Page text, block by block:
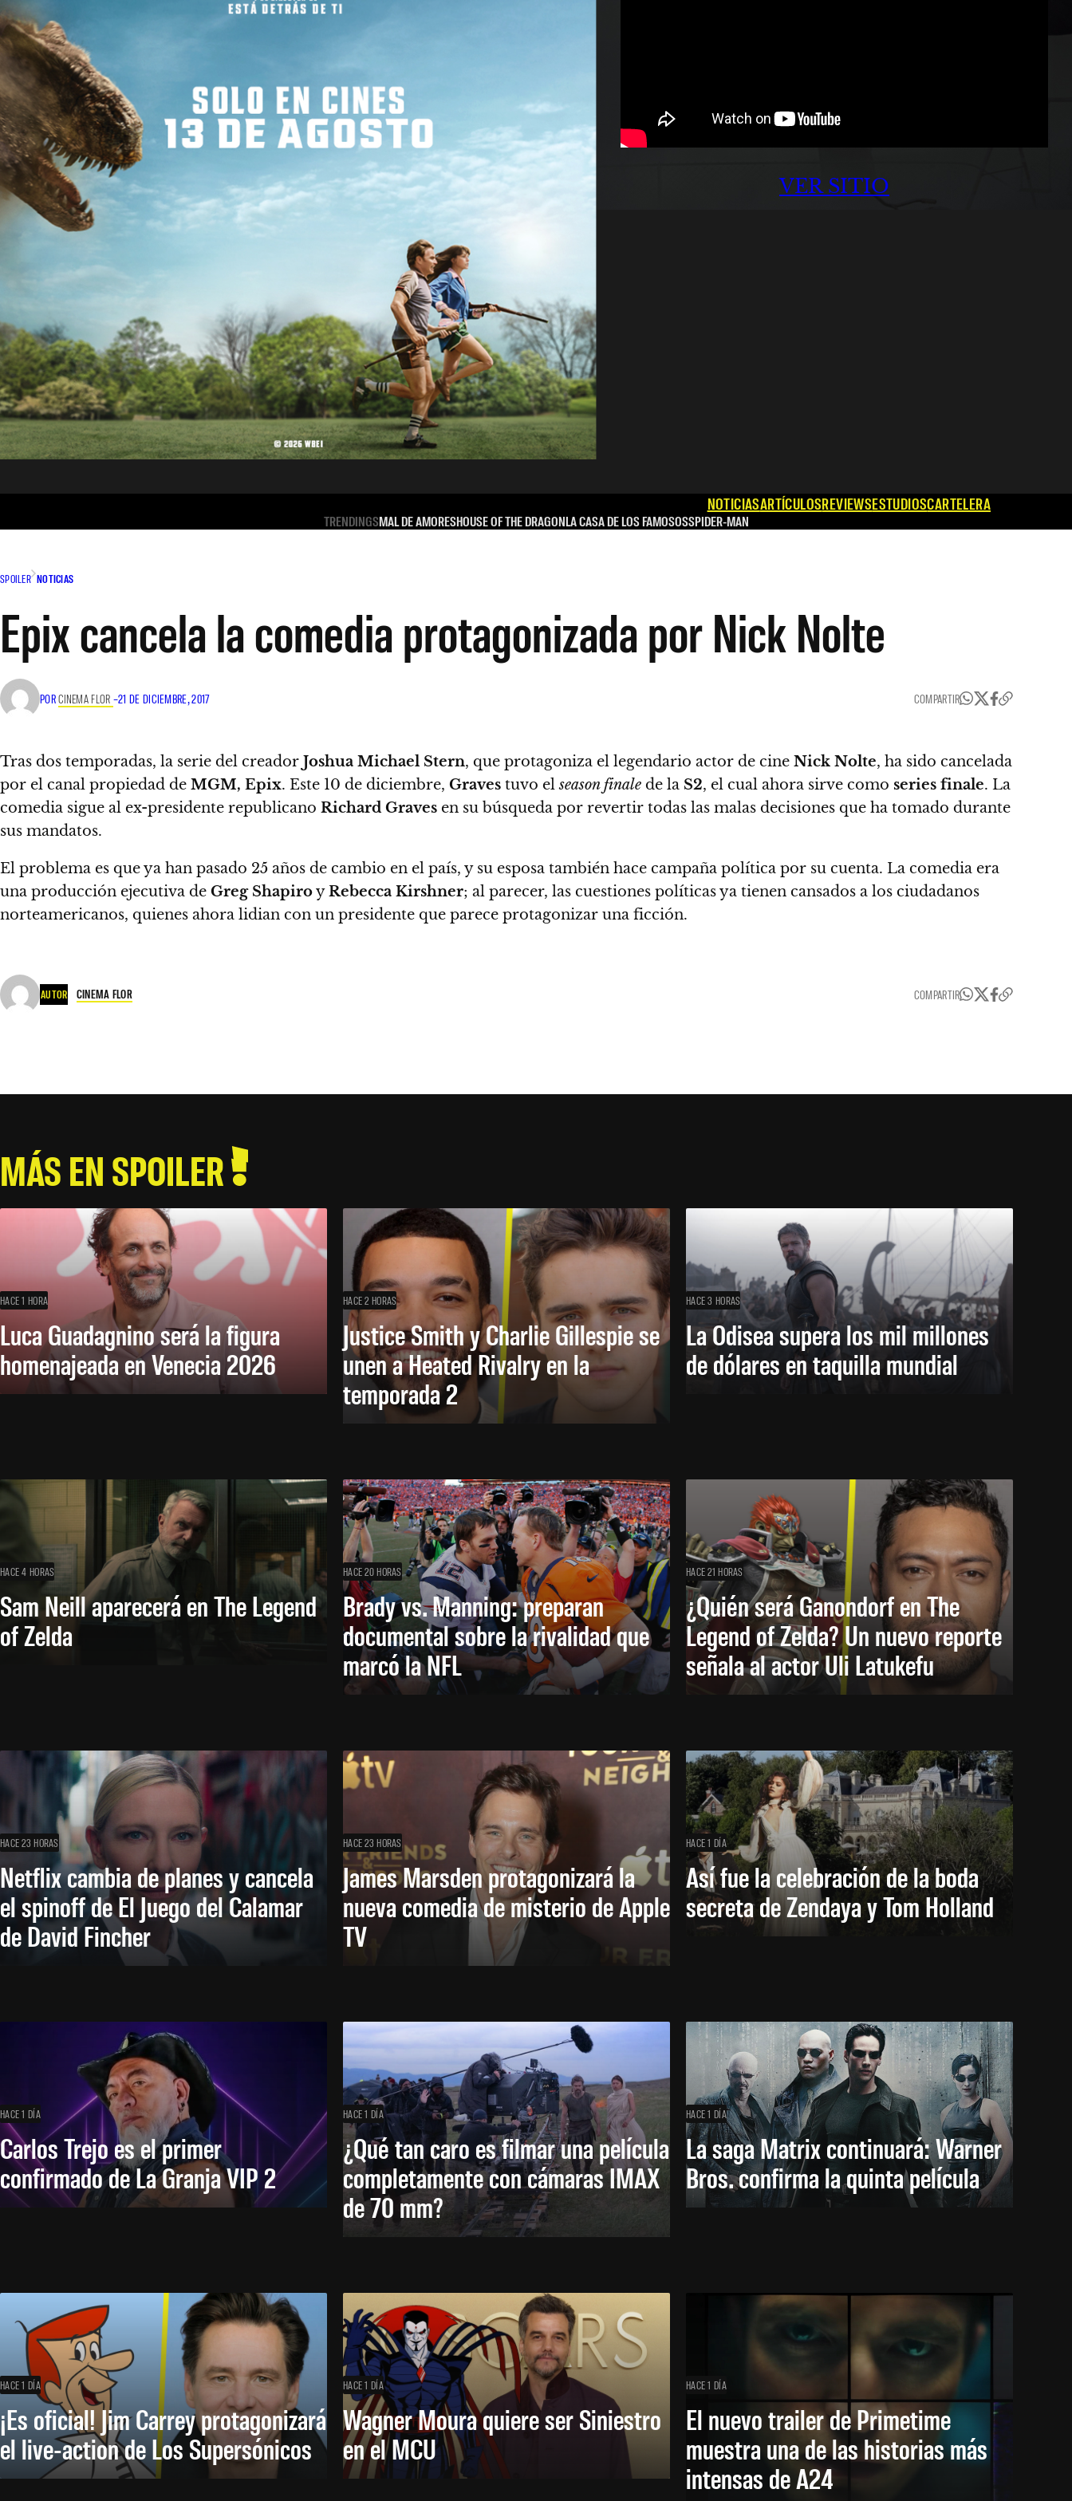
VER SITIO
NOTICIASARTÍCULOSREVIEWSESTUDIOSCARTELERA
TRENDINGSMAL DE AMORESHOUSE OF THE DRAGONLA CASA DE LOS FAMOSOSSPIDER-MAN
SPOILER NOTICIAS
Epix cancela la comedia protagonizada por Nick Nolte
PORCINEMA FLOR –21 DE DICIEMBRE, 2017 COMPARTIR
Tras dos temporadas, la serie del creador Joshua Michael Stern, que protagoniza el legendario actor de cine Nick Nolte, ha sido cancelada
por el canal propiedad de MGM, Epix. Este 10 de diciembre, Graves tuvo elseason finale de la S2, el cual ahora sirve como series finale. La
comedia sigue al ex-presidente republicano Richard Graves en su búsqueda por revertir todas las malas decisiones que ha tomado durante
sus mandatos.
El problema es que ya han pasado 25 años de cambio en el país, y su esposa también hace campaña política por su cuenta. La comedia era
una producción ejecutiva de Greg ShapiroyRebecca Kirshner; al parecer, las cuestiones políticas ya tienen cansados a los ciudadanos
norteamericanos, quienes ahora lidian con un presidente que parece protagonizar una ficción.
AUTOR CINEMA FLOR COMPARTIR
MÁS EN SPOILER
HACE 1 HORA
Luca Guadagnino será la figura
homenajeada en Venecia 2026
HACE 2 HORAS
Justice Smith y Charlie Gillespie se
unen a Heated Rivalry en la
temporada 2
HACE 3 HORAS
La Odisea supera los mil millones
de dólares en taquilla mundial
HACE 4 HORAS
Sam Neill aparecerá en The Legend
of Zelda
HACE 20 HORAS
Brady vs. Manning: preparan
documental sobre la rivalidad que
marcó la NFL
HACE 21 HORAS
¿Quién será Ganondorf en The
Legend of Zelda? Un nuevo reporte
señala al actor Uli Latukefu
HACE 23 HORAS
Netflix cambia de planes y cancela
el spinoff de El Juego del Calamar
de David Fincher
HACE 23 HORAS
James Marsden protagonizará la
nueva comedia de misterio de Apple
TV
HACE 1 DÍA
Así fue la celebración de la boda
secreta de Zendaya y Tom Holland
HACE 1 DÍA
Carlos Trejo es el primer
confirmado de La Granja VIP 2
HACE 1 DÍA
¿Qué tan caro es filmar una película
completamente con cámaras IMAX
de 70 mm?
HACE 1 DÍA
La saga Matrix continuará: Warner
Bros. confirma la quinta película
HACE 1 DÍA
¡Es oficial! Jim Carrey protagonizará
el live-action de Los Supersónicos
HACE 1 DÍA
Wagner Moura quiere ser Siniestro
en el MCU
HACE 1 DÍA
El nuevo trailer de Primetime
muestra una de las historias más
intensas de A24